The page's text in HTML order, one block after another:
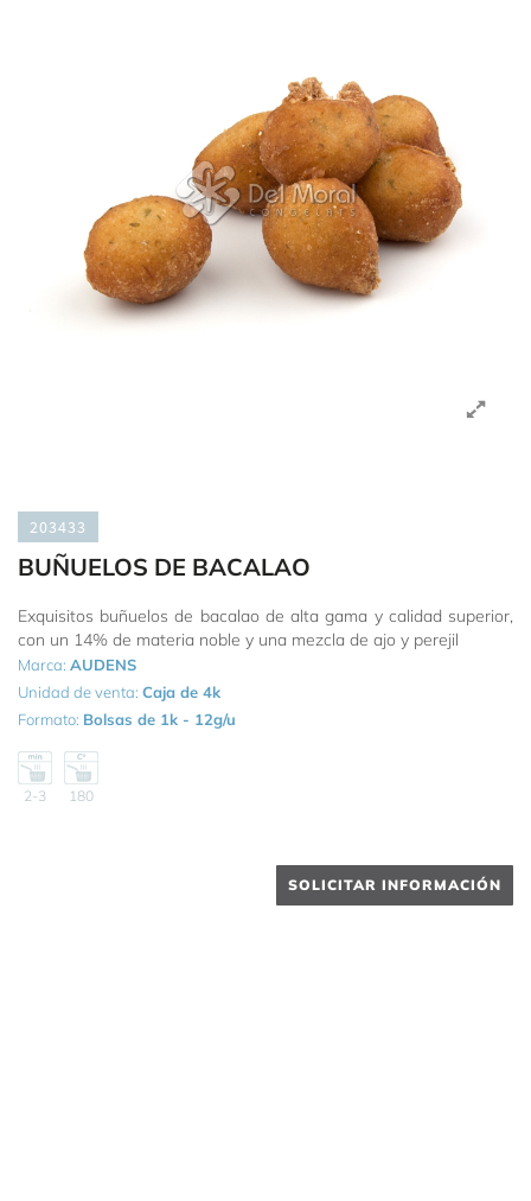
203433
BUÑUELOS DE BACALAO
Exquisitos buñuelos de bacalao de alta gama y calidad superior,
con un 14% de materia noble y una mezcla de ajo y perejil
Marca: AUDENS
Unidad de venta: Caja de 4k
Formato: Bolsas de 1k - 12g/u
2-3 180
SOLICITAR INFORMACIÓN